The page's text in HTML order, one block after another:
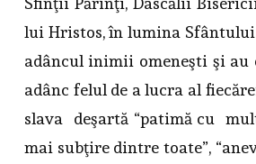
lui Hristos, în lumina
adâncul inimii omeneşti şi au
adânc felul de a lucra al
slava deşartă “patimă cu
mai subţire dintre toate”,